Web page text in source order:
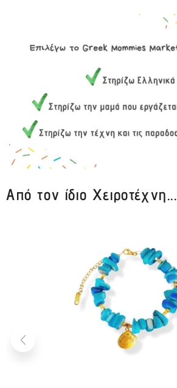
Από τον ίδιο Χειροτέχνη...